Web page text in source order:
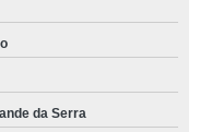
da Serra